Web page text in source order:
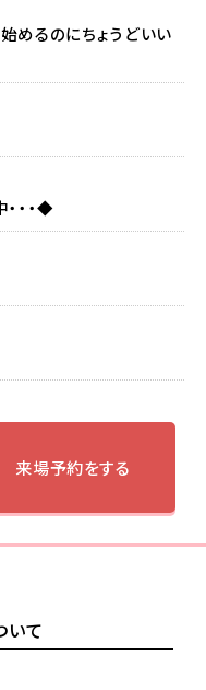
めるのにちょうどいい
・・◆
来場予約をする
いて